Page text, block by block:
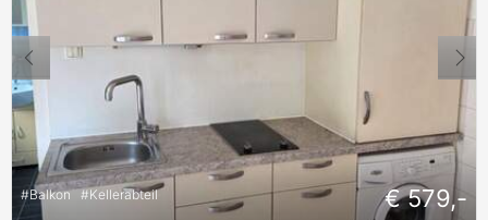
#Balkon #Kellerabteil € 579,-